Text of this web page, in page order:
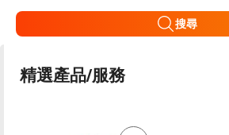
搜尋
精選產品/服務